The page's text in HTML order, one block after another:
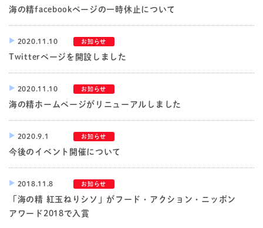
海の精facebookページの一時休止について
2020.11.10 お知らせ
Twitterページを開設しました
2020.11.10 お知らせ
海の精ホームページがリニューアルしました
2020.9.1 お知らせ
今後のイベント開催について
2018.11.8 お知らせ
「海の精 紅玉ねりシソ」がフード・アクション・ニッポン
アワード2018で入賞